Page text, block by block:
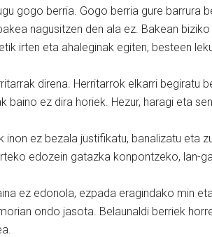
gogo berria. Gogo berria gure
nagusitzen den ala ez. Bakean
irten eta ahaleginak egiten, besteen
direna. Herritarrok elkarri
baino ez dira horiek. Hezur, haragi eta
inon ez bezala justifikatu, banalizatu eta
edozein gatazka konpontzeko, lan-
ez edonola, ezpada eragindako min
ondo jasota. Belaunaldi berriek